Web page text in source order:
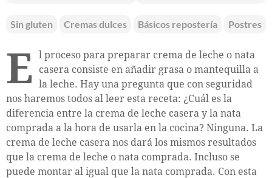
Sin gluten Cremas dulces Básicos repostería Postres
E l proceso para preparar crema de leche o nata
casera consiste en añadir grasa o mantequilla a
la leche. Hay una pregunta que con seguridad
nos haremos todos al leer esta receta: ¿Cuál es la
diferencia entre la crema de leche casera y la nata
comprada a la hora de usarla en la cocina? Ninguna. La
crema de leche casera nos dará los mismos resultados
que la crema de leche o nata comprada. Incluso se
puede montar al igual que la nata comprada. Con esta